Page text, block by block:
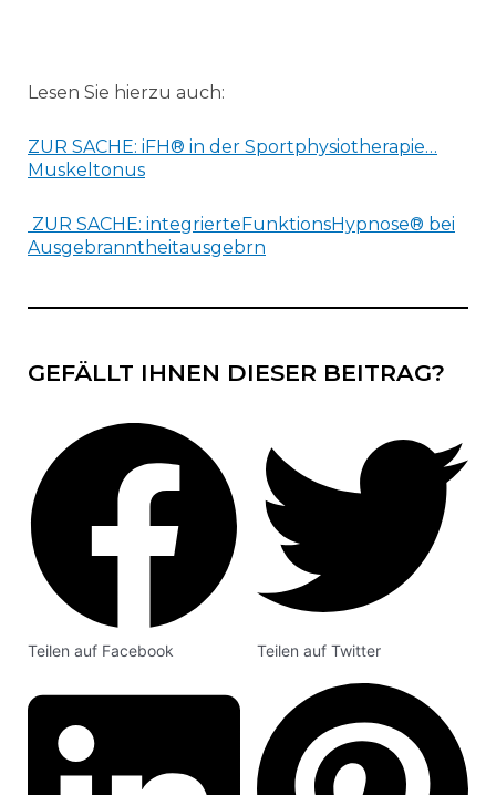
Lesen Sie hierzu auch:
ZUR SACHE: iFH® in der Sportphysiotherapie…
Muskeltonus
ZUR SACHE: integrierteFunktionsHypnose® bei
Ausgebranntheitausgebrn
GEFÄLLT IHNEN DIESER BEITRAG?
Teilen auf Facebook Teilen auf Twitter